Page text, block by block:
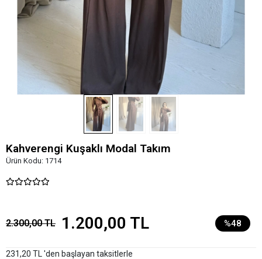
Kahverengi Kuşaklı Modal Takım
Ürün Kodu: 1714
2.300,00 TL 1.200,00 TL %48
231,20 TL 'den başlayan taksitlerle